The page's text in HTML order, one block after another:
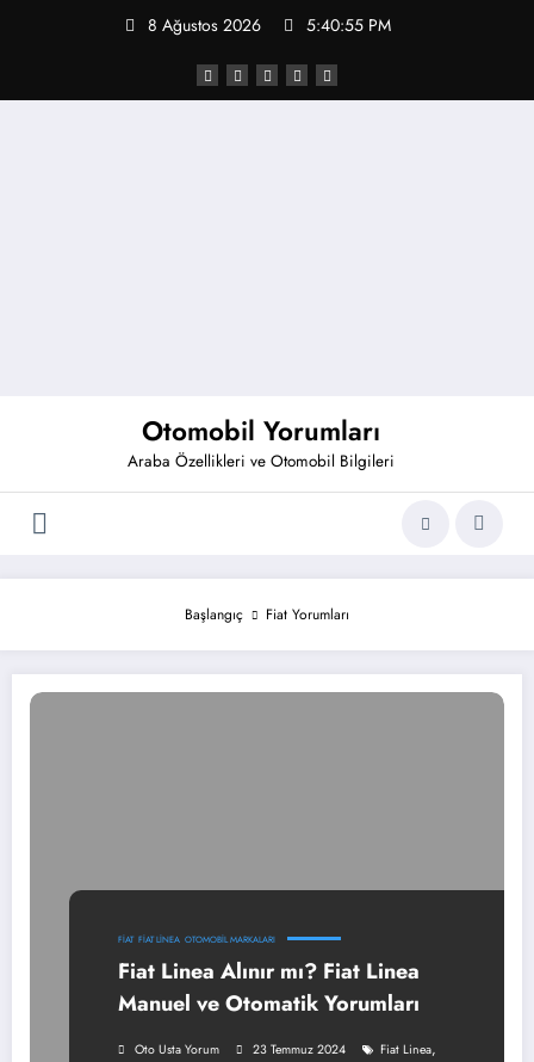
8 Ağustos 2026 5:40:55 PM
Otomobil Yorumları
Araba Özellikleri ve Otomobil Bilgileri
Başlangıç Fiat Yorumları
FIAT FIAT LINEA OTOMOBIL MARKALARI
Fiat Linea Alınır mı? Fiat Linea
Manuel ve Otomatik Yorumları
Oto Usta Yorum 23 Temmuz 2024 Fiat Linea,